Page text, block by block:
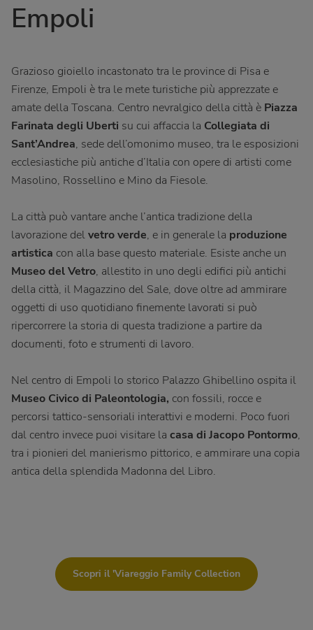
Empoli
Grazioso gioiello incastonato tra le province di Pisa e
Firenze, Empoli è tra le mete turistiche più apprezzate e
amate della Toscana. Centro nevralgico della città è Piazza
Farinata degli Uberti su cui affaccia la Collegiata di
Sant’Andrea, sede dell’omonimo museo, tra le esposizioni
ecclesiastiche più antiche d’Italia con opere di artisti come
Masolino, Rossellino e Mino da Fiesole.
La città può vantare anche l’antica tradizione della
lavorazione delvetro verde, e in generale la produzione
artistica con alla base questo materiale. Esiste anche un
Museo del Vetro, allestito in uno degli edifici più antichi
della città, il Magazzino del Sale, dove oltre ad ammirare
oggetti di uso quotidiano finemente lavorati si può
ripercorrere la storia di questa tradizione a partire da
documenti, foto e strumenti di lavoro.
Nel centro di Empoli lo storico Palazzo Ghibellino ospita il
Museo Civico di Paleontologia, con fossili, rocce e
percorsi tattico-sensoriali interattivi e moderni. Poco fuori
dal centro invece puoi visitare la casa di Jacopo Pontormo,
tra i pionieri del manierismo pittorico, e ammirare una copia
antica della splendida Madonna del Libro.
Scopri il 'Viareggio Family Collection